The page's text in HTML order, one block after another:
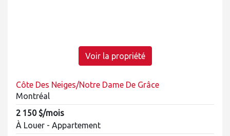
Voir la propriété
Côte Des Neiges/Notre Dame De Grâce
Montréal
2 150 $/mois
À Louer - Appartement